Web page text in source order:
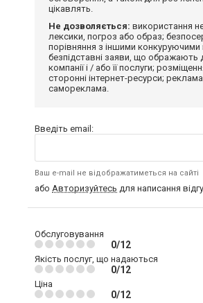
цікавлять.
Не дозволяється: використання
лексики, погроз або образ;
порівняння з іншими конкуруючими
безпідставні заяви, що ображають
компанії і / або її послуги;
сторонні інтернет-ресурси;
самореклама.
Введіть email:
Ваш e-mail не відображатиметься на сайті
або Авторизуйтесь для написання
Обслуговування
0/12
Якість послуг, що надаються
0/12
Ціна
0/12